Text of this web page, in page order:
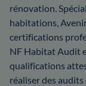
rénovation.
habitations,
certifications
NF Habitat Audit
qualifications
réaliser des